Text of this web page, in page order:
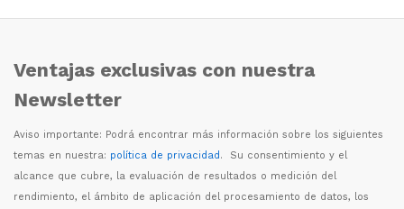
Ventajas exclusivas con nuestra
Newsletter
Aviso importante: Podrá encontrar más información sobre los siguientes
temas en nuestra: política de privacidad. Su consentimiento y el
alcance que cubre, la evaluación de resultados o medición del
rendimiento, el ámbito de aplicación del procesamiento de datos, los